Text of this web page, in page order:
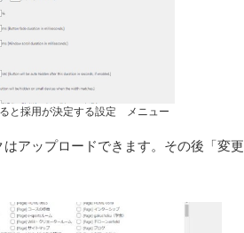
と採用が決定する設定 メニュー
アップロードできます。その後「変更